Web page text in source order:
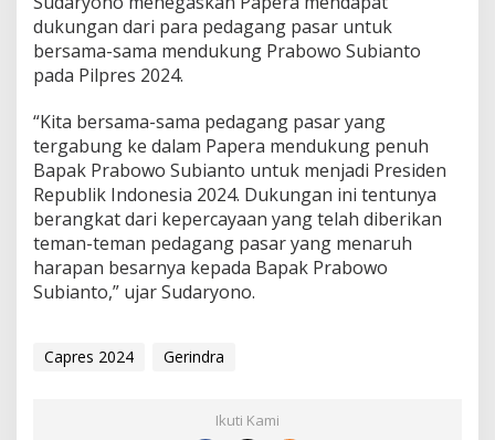
dukungan dari para pedagang pasar untuk
bersama-sama mendukung Prabowo Subianto
pada Pilpres 2024.
“Kita bersama-sama pedagang pasar yang
tergabung ke dalam Papera mendukung penuh
Bapak Prabowo Subianto untuk menjadi Presiden
Republik Indonesia 2024. Dukungan ini tentunya
berangkat dari kepercayaan yang telah diberikan
teman-teman pedagang pasar yang menaruh
harapan besarnya kepada Bapak Prabowo
Subianto,” ujar Sudaryono.
Capres 2024 Gerindra
Ikuti Kami